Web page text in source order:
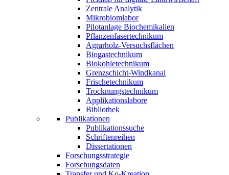
Zentrale Analytik
Mikrobiomlabor
Pilotanlage Biochemikalien
Pflanzenfasertechnikum
Agrarholz-Versuchsflächen
Biogastechnikum
Biokohletechnikum
Grenzschicht-Windkanal
Frischetechnikum
Trocknungstechnikum
Applikationslabore
Bibliothek
Publikationen
Publikationssuche
Schriftenreihen
Dissertationen
Forschungsstrategie
Forschungsdaten